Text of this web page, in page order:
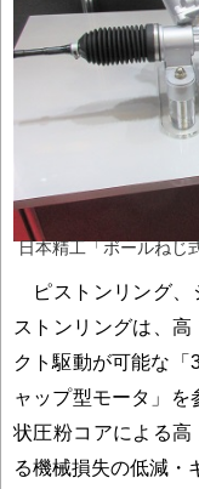
日本精工「ボールねじ
ピストンリング、
ストンリングは、
クト駆動が可能な
ャップ型モータ」
状圧粉コアによる高
る機械損失の低減・